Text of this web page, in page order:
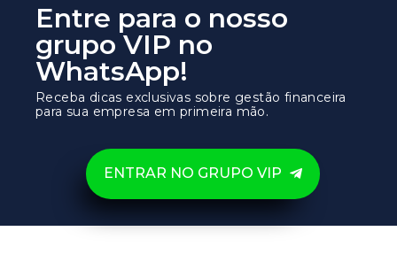
Entre para o nosso
grupo VIP no
WhatsApp!
Receba dicas exclusivas sobre gestão financeira
para sua empresa em primeira mão.
ENTRAR NO GRUPO VIP